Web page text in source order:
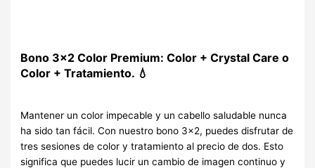
Bono 3×2 Color Premium: Color + Crystal Care o
Color + Tratamiento. 💧
Mantener un color impecable y un cabello saludable nunca
ha sido tan fácil. Con nuestro bono 3×2, puedes disfrutar de
tres sesiones de color y tratamiento al precio de dos. Esto
significa que puedes lucir un cambio de imagen continuo y